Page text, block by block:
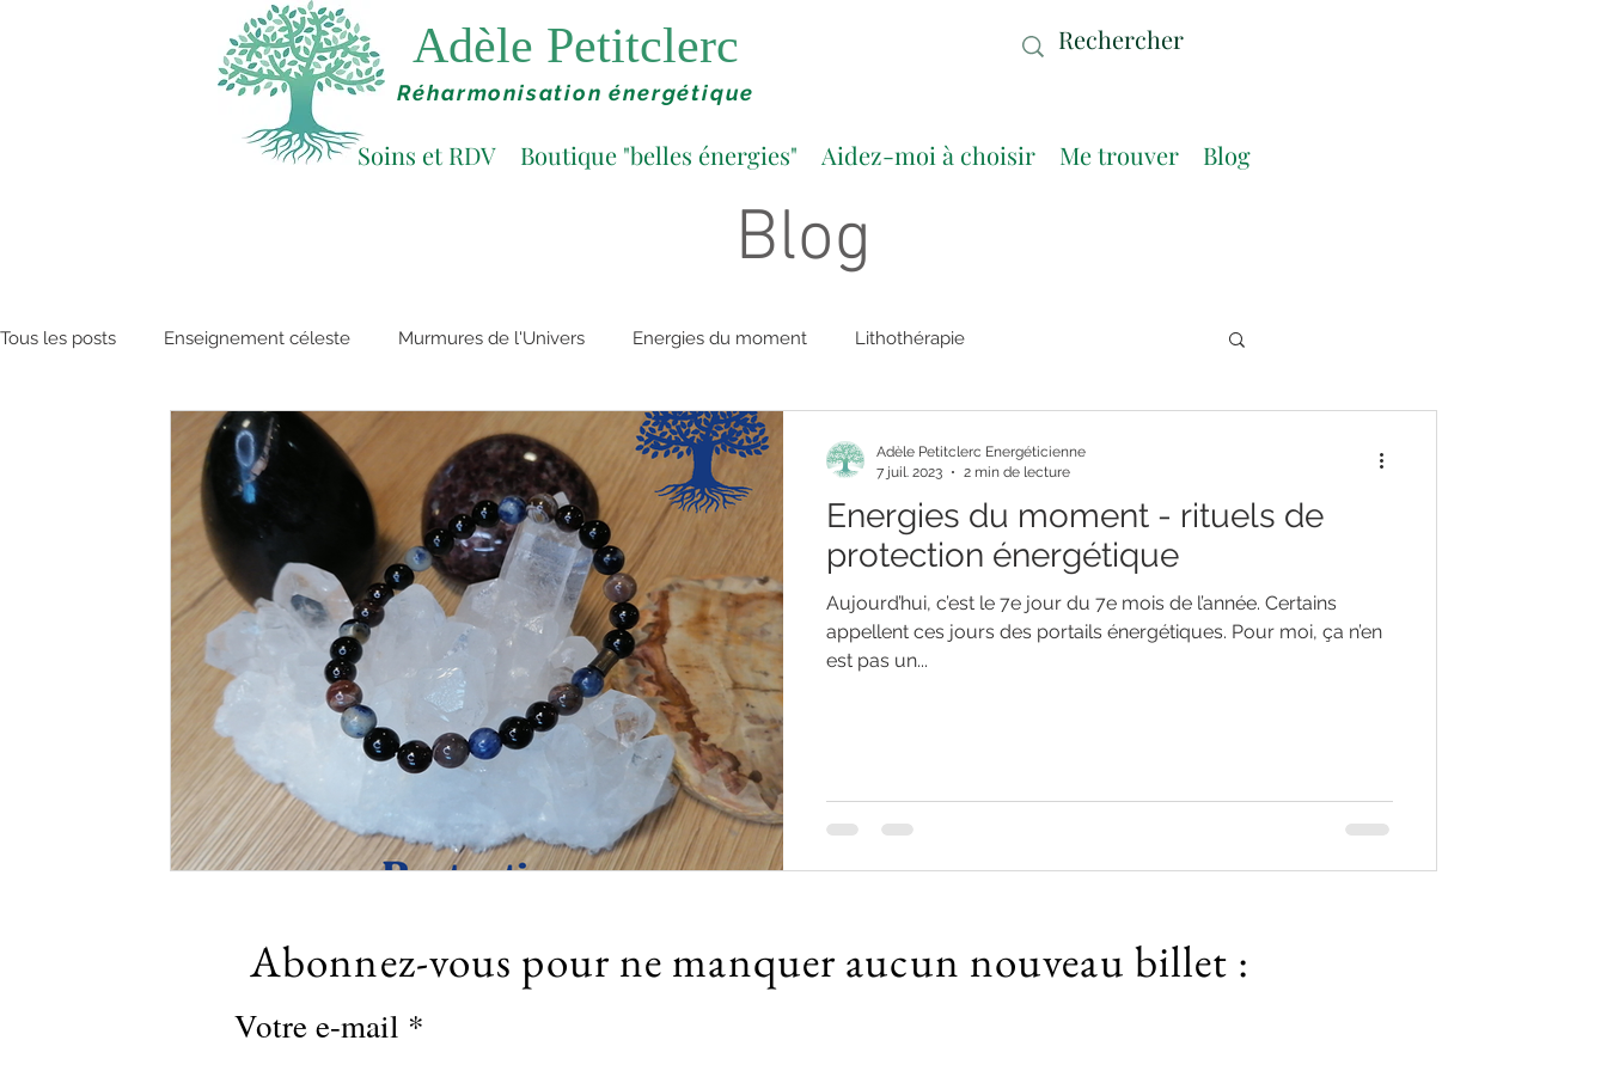
Adèle Petitclerc
Réharmonisation énergétique
Soins et RDV Boutique "belles énergies" Aidez-moi à choisir Me trouver Blog
Blog
Tous les posts Enseignement céleste Murmures de l'Univers Energies du moment Lithothérapie
Energies du moment - rituels de
protection énergétique
Aujourd’hui, c’est le 7e jour du 7e mois de l’année. Certains
appellent ces jours des portails énergétiques. Pour moi, ça n’en
est pas un...
Adèle Petitclerc Energéticienne
7 juil. 2023
2 min de lecture
Abonnez-vous pour ne manquer aucun nouveau billet :
Votre e-mail